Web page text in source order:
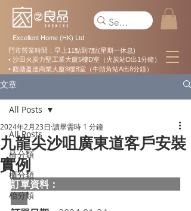
Excellent Home (HK) Ltd
門市營業時間：早上11點到7點(星期一休息)
• 沙田火炭力堅工業大廈5樓D室（火炭站D出1分鐘）
• 觀塘盈達商業大廈8樓B室（牛頭角站A出8分鐘）
文章
All Posts
椅分類
櫃分類
枱分類
All Posts
九龍尖沙咀廣東道客戶安裝
實例
2024年2月23日 讀畢需時 1 分鐘
訂單資料：